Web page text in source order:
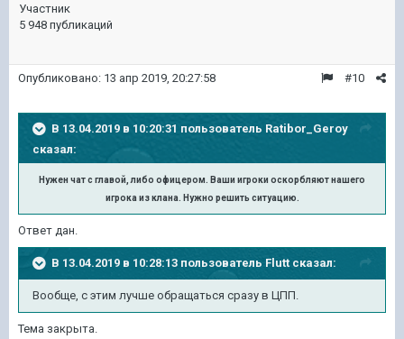
Участник
5 948 публикаций
#10
Опубликовано: 13 апр 2019, 20:27:58
В 13.04.2019 в 10:20:31 пользователь Ratibor_Geroy
сказал:
Нужен чат с главой, либо офицером. Ваши игроки оскорбляют нашего
игрока из клана. Нужно решить ситуацию.
Ответ дан.
В 13.04.2019 в 10:28:13 пользователь Flutt сказал:
Вообще, с этим лучше обращаться сразу в ЦПП.
Тема закрыта.